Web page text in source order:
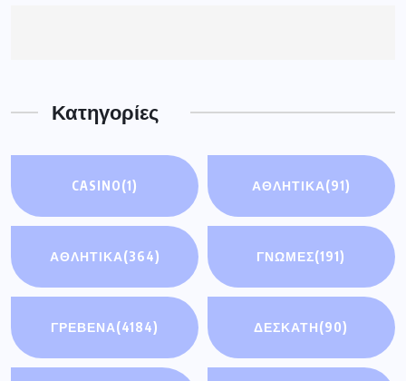
Κατηγορίες
CASINO(1) ΑΘΛΗΤΙΚΆ(91)
ΑΘΛΗΤΙΚΑ(364) ΓΝΩΜΕΣ(191)
ΓΡΕΒΕΝΑ(4184) ΔΕΣΚΑΤΗ(90)